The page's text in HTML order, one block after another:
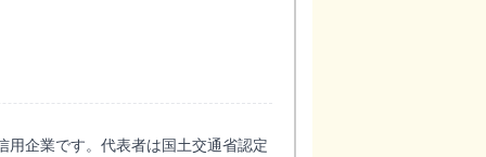
企業です。代表者は国土交通省認定